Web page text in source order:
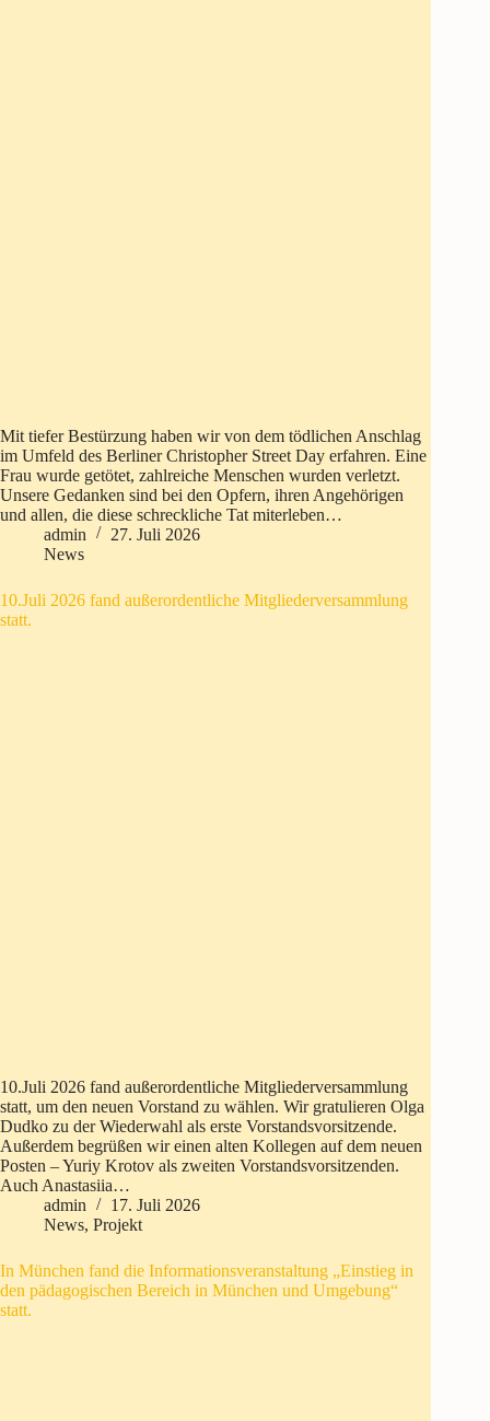
Mit tiefer Bestürzung haben wir von dem tödlichen Anschlag
im Umfeld des Berliner Christopher Street Day erfahren. Eine
Frau wurde getötet, zahlreiche Menschen wurden verletzt.
Unsere Gedanken sind bei den Opfern, ihren Angehörigen
und allen, die diese schreckliche Tat miterleben…
admin
27. Juli 2026
News
10.Juli 2026 fand außerordentliche Mitgliederversammlung
statt.
10.Juli 2026 fand außerordentliche Mitgliederversammlung
statt, um den neuen Vorstand zu wählen. Wir gratulieren Olga
Dudko zu der Wiederwahl als erste Vorstandsvorsitzende.
Außerdem begrüßen wir einen alten Kollegen auf dem neuen
Posten – Yuriy Krotov als zweiten Vorstandsvorsitzenden.
Auch Anastasiia…
admin
17. Juli 2026
News, Projekt
In München fand die Informationsveranstaltung „Einstieg in
den pädagogischen Bereich in München und Umgebung“
statt.